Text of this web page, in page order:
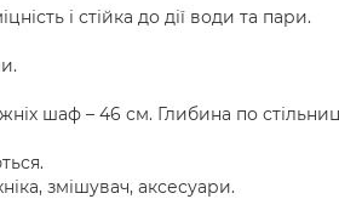
і стійка до дії води та пари.
шаф – 46 см. Глибина по
змішувач, аксесуари.